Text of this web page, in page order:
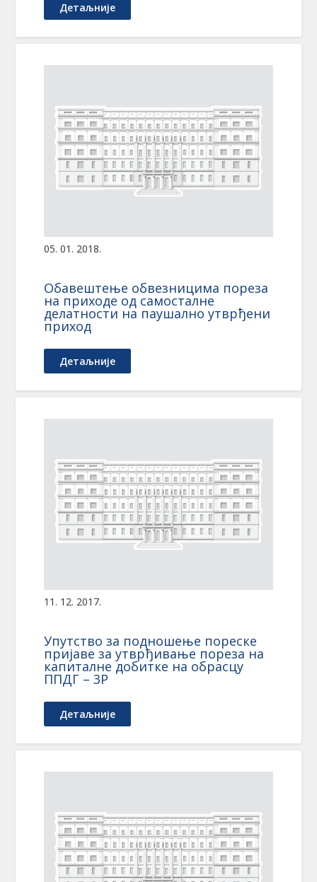
Детаљније
05. 01. 2018.
Обавештење обвезницима пореза
на приходе од самосталне
делатности на паушално утврђени
приход
Детаљније
11. 12. 2017.
Упутствo за подношење пореске
пријаве за утврђивање пореза на
капиталне добитке на обрасцу
ППДГ – 3Р
Детаљније